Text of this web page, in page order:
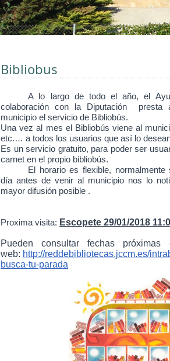
Bibliobus
A lo largo de todo el
año, el
colaboración con la Diputación presta
municipio el servicio de Bibliobús.
Una vez al mes el Bibliobús viene al
etc.… a todos los usuarios que así lo
Es un servicio gratuito, para poder ser
carnet en el propio bibliobús.
El horario es flexible,
día antes de venir al municipio nos lo
mayor difusión posible .
Proxima visita: Escopete 29/01/2018
Pueden consultar fechas
web: http://reddebibliotecas.jccm.es/
busca-tu-parada